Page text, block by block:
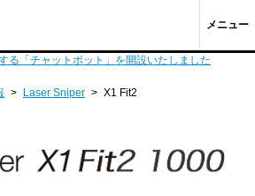
メニュー
る「チャットボット」を開設いたしました
> Laser Sniper > X1 Fit2